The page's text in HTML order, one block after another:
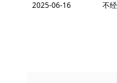
2025-06-16 不